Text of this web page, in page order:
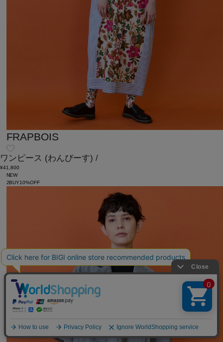
FRAPBOIS
ワンピース (わんぴーす) /
¥41,800
NEW
2BUY10%OFF